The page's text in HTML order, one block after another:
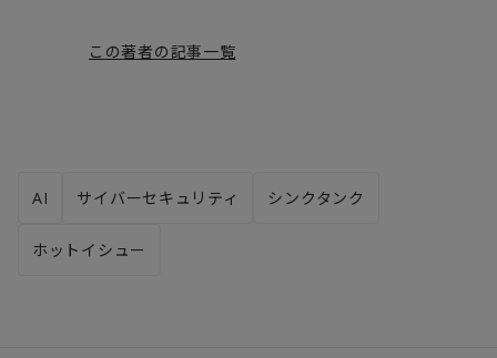
この著者の記事一覧
AI サイバーセキュリティ シンクタンク
ホットイシュー